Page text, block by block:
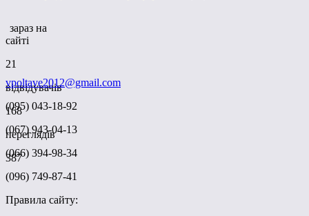
зараз на
сайті
21
відвідувачів
168
переглядів
387
vpoltave2012@gmail.com
(095) 043-18-92
(067) 943-04-13
(066) 394-98-34
(096) 749-87-41
Правила сайту: